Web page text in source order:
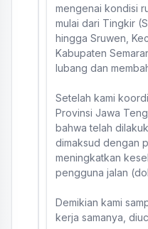
mengenai kondisi
mulai dari Tingkir
hingga Sruwen,
Kabupaten
lubang dan
Setelah kami
Provinsi Jawa
bahwa telah
dimaksud dengan
meningkatkan
pengguna jalan
Demikian kami
kerja samanya,